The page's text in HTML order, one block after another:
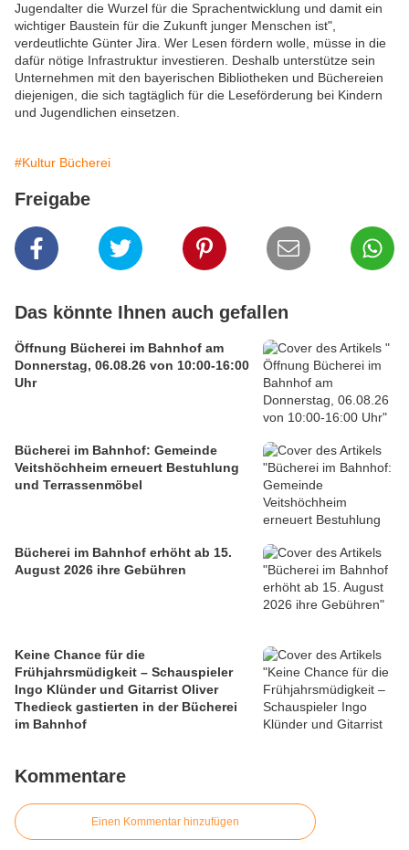
Jugendalter die Wurzel für die Sprachentwicklung und damit ein
wichtiger Baustein für die Zukunft junger Menschen ist",
verdeutlichte Günter Jira. Wer Lesen fördern wolle, müsse in die
dafür nötige Infrastruktur investieren. Deshalb unterstütze sein
Unternehmen mit den bayerischen Bibliotheken und Büchereien
diejenigen, die sich tagtäglich für die Leseförderung bei Kindern
und Jugendlichen einsetzen.
#Kultur Bücherei
Freigabe
Das könnte Ihnen auch gefallen
Öffnung Bücherei im Bahnhof am
Donnerstag, 06.08.26 von 10:00-16:00
Uhr
Bücherei im Bahnhof: Gemeinde
Veitshöchheim erneuert Bestuhlung
und Terrassenmöbel
Bücherei im Bahnhof erhöht ab 15.
August 2026 ihre Gebühren
Keine Chance für die
Frühjahrsmüdigkeit – Schauspieler
Ingo Klünder und Gitarrist Oliver
Thedieck gastierten in der Bücherei
im Bahnhof
Kommentare
Einen Kommentar hinzufügen